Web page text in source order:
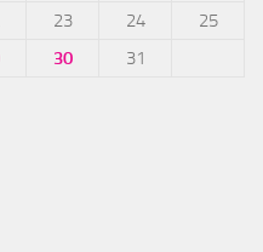
23 24
25
30
31